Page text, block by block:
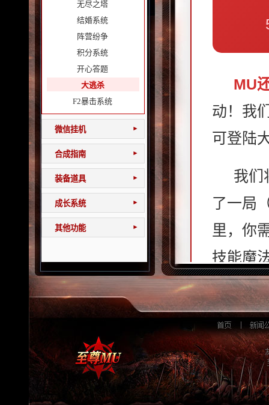
无尽之塔
结婚系统
阵营纷争
积分系统
开心答题
大逃杀
F2暴击系统
微信挂机 ▾
合成指南 ▾
装备道具 ▾
成长系统 ▾
其他功能 ▾
MU
动！我
可登陆
我们
了一局
里，你
技能魔
下来，
🕒 活
时开场